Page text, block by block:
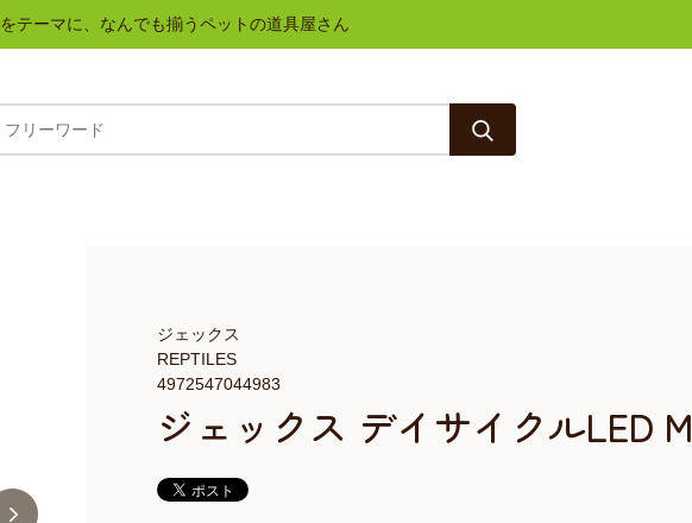
テーマに、なんでも揃うペットの道具屋さん
ジェックス デイサイクルLED M
4972547044983
REPTILES
ジェックス